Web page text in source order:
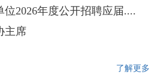
位2026年度公开招聘应届....
主席
了解更多